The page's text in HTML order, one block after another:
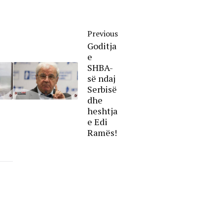
Previous
Goditja
e
SHBA-
së ndaj
Serbisë
dhe
heshtja
e Edi
Ramës!